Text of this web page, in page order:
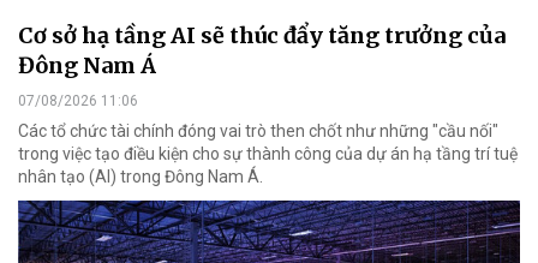
Cơ sở hạ tầng AI sẽ thúc đẩy tăng trưởng của
Đông Nam Á
07/08/2026 11:06
Các tổ chức tài chính đóng vai trò then chốt như những "cầu nối"
trong việc tạo điều kiện cho sự thành công của dự án hạ tầng trí tuệ
nhân tạo (AI) trong Đông Nam Á.